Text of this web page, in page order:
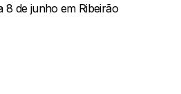
8 de junho em Ribeirão